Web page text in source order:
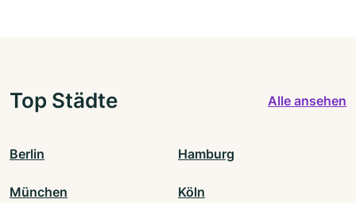
Top Städte Alle ansehen
Berlin Hamburg
München Köln